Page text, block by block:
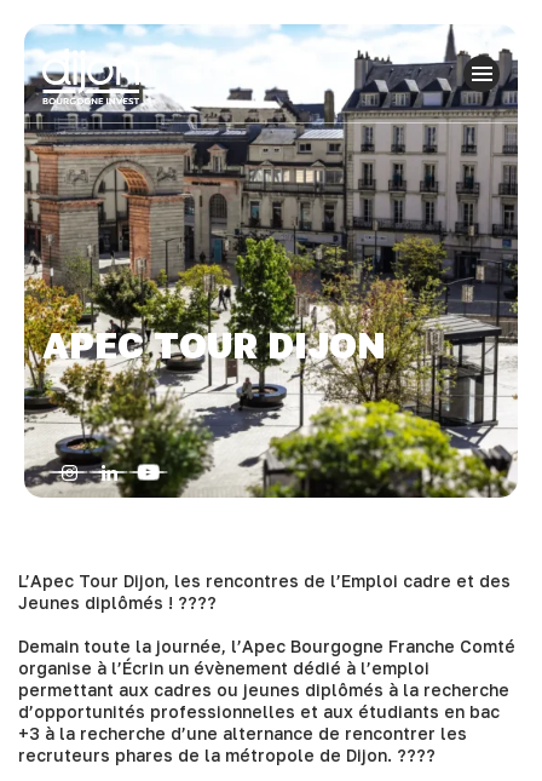
APEC TOUR DIJON
L’Apec Tour Dijon, les rencontres de l’Emploi cadre et des
Jeunes diplômés ! ????
Demain toute la journée, l’Apec Bourgogne Franche Comté
organise à l’Écrin un évènement dédié à l’emploi
permettant aux cadres ou jeunes diplômés à la recherche
d’opportunités professionnelles et aux étudiants en bac
+3 à la recherche d’une alternance de rencontrer les
recruteurs phares de la métropole de Dijon. ????